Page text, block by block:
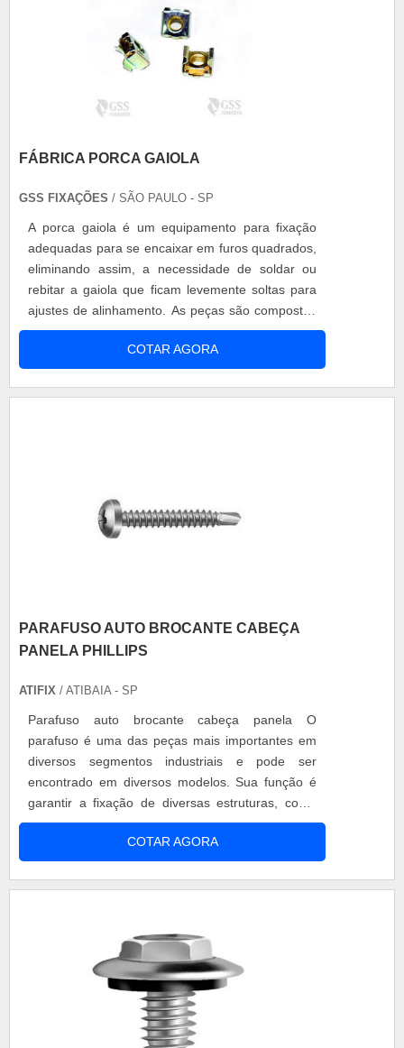
FÁBRICA PORCA GAIOLA
GSS FIXAÇÕES / SÃO PAULO - SP
A porca gaiola é um equipamento para fixação
adequadas para se encaixar em furos quadrados,
eliminando assim, a necessidade de soldar ou
rebitar a gaiola que ficam levemente soltas para
ajustes de alinhamento. As peças são compostas
por porcas quadradas, inseridas em uma
estrutura semelhante a uma gaiola, permitindo a
inserção em cavidades quadradas. Compre
COTAR AGORA
PARAFUSO AUTO BROCANTE CABEÇA
PANELA PHILLIPS
ATIFIX / ATIBAIA - SP
Parafuso auto brocante cabeça panela O
parafuso é uma das peças mais importantes em
diversos segmentos industriais e pode ser
encontrado em diversos modelos. Sua função é
garantir a fixação de diversas estruturas, como
máquinas e equipamentos, garantindo mais
segurança e eficiência. Por isso, é importante
saber diferenciar os modelos existentes, para
COTAR AGORA